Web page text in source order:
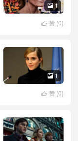
 1
 赞 (0)
 1
 赞 (0)